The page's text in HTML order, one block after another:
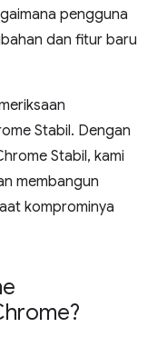
pengguna
dan fitur baru
Stabil. Dengan
Stabil, kami
membangun
komprominya